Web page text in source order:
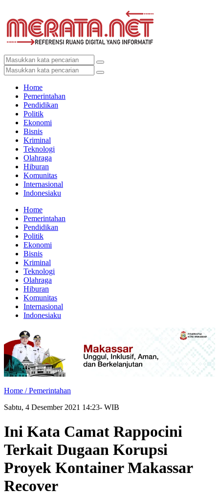
Home
Pemerintahan
Pendidikan
Politik
Ekonomi
Bisnis
Kriminal
Teknologi
Olahraga
Hiburan
Komunitas
Internasional
Indonesiaku
Home
Pemerintahan
Pendidikan
Politik
Ekonomi
Bisnis
Kriminal
Teknologi
Olahraga
Hiburan
Komunitas
Internasional
Indonesiaku
Home /Pemerintahan
Sabtu, 4 Desember 2021 14:23- WIB
Ini Kata Camat Rappocini
Terkait Dugaan Korupsi
Proyek Kontainer Makassar
Recover